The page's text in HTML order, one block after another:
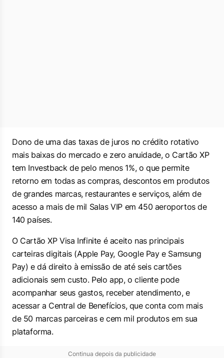
Dono de uma das taxas de juros no crédito rotativo
mais baixas do mercado e zero anuidade, o Cartão XP
tem Investback de pelo menos 1%, o que permite
retorno em todas as compras, descontos em produtos
de grandes marcas, restaurantes e serviços, além de
acesso a mais de mil Salas VIP em 450 aeroportos de
140 países.
O Cartão XP Visa Infinite é aceito nas principais
carteiras digitais (Apple Pay, Google Pay e Samsung
Pay) e dá direito à emissão de até seis cartões
adicionais sem custo. Pelo app, o cliente pode
acompanhar seus gastos, receber atendimento, e
acessar a Central de Benefícios, que conta com mais
de 50 marcas parceiras e cem mil produtos em sua
plataforma.
Continua depois da publicidade